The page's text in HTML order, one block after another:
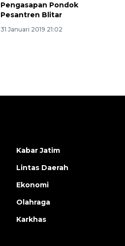
Pengasapan Pondok
Pesantren Blitar
31 Januari 2019 21:02
Kabar Jatim
Lintas Daerah
Ekonomi
Olahraga
Karkhas